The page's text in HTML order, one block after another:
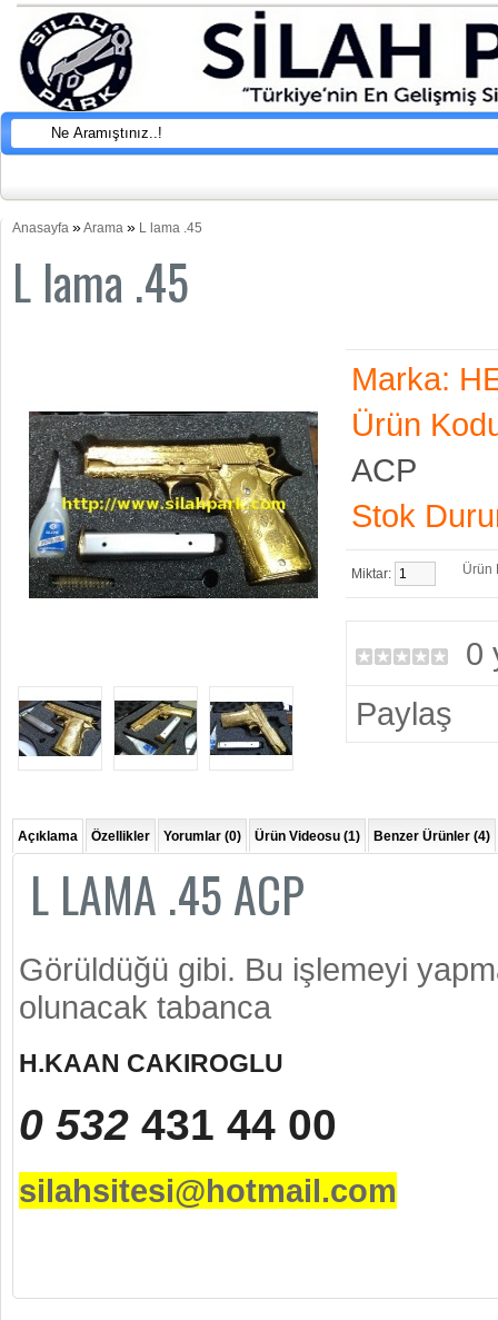
Anasayfa »Arama » L lama .45
L lama .45
Marka:
Ürün
ACP
Stok
Miktar: Ürün
0
Paylaş
Açıklama Özellikler Yorumlar (0) Ürün Videosu (1) Benzer Ürünler (4)
L LAMA .45 ACP
Görüldüğü gibi. Bu işlemeyi
olunacak tabanca
H.KAAN CAKIROGLU
0 532 431 44 00
silahsitesi@hotmail.com